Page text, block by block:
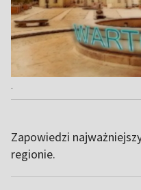
.
Zapowiedzi
regionie.